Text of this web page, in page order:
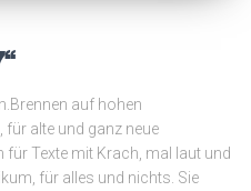
auf hohen
alte und ganz neue
für Texte mit Krach, mal laut und
für alles und nichts. Sie